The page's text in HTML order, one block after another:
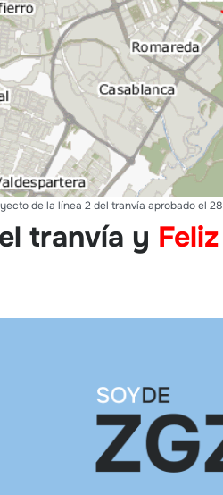
de la línea 2 del tranvía aprobado el
tranvía y